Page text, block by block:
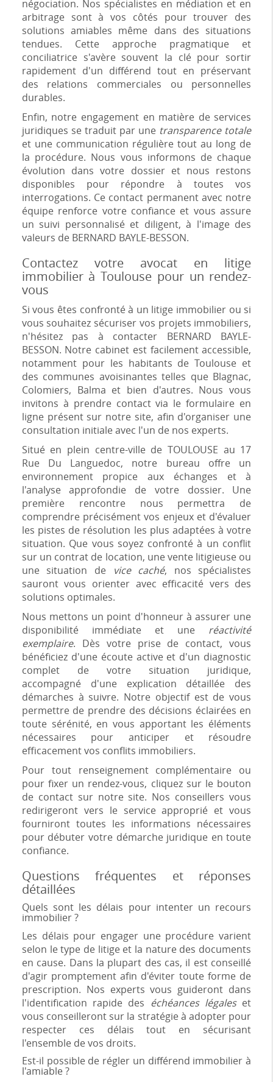
négociation. Nos spécialistes en médiation et en
arbitrage sont à vos côtés pour trouver des
solutions amiables même dans des situations
tendues. Cette approche pragmatique et
conciliatrice s'avère souvent la clé pour sortir
rapidement d'un différend tout en préservant
des relations commerciales ou personnelles
durables.
Enfin, notre engagement en matière de services
juridiques se traduit par une transparence totale
et une communication régulière tout au long de
la procédure. Nous vous informons de chaque
évolution dans votre dossier et nous restons
disponibles pour répondre à toutes vos
interrogations. Ce contact permanent avec notre
équipe renforce votre confiance et vous assure
un suivi personnalisé et diligent, à l'image des
valeurs de BERNARD BAYLE-BESSON.
Contactez votre avocat en litige
immobilier à Toulouse pour un rendez-
vous
Si vous êtes confronté à un litige immobilier ou si
vous souhaitez sécuriser vos projets immobiliers,
n'hésitez pas à contacter BERNARD BAYLE-
BESSON. Notre cabinet est facilement accessible,
notamment pour les habitants de Toulouse et
des communes avoisinantes telles que Blagnac,
Colomiers, Balma et bien d'autres. Nous vous
invitons à prendre contact via le formulaire en
ligne présent sur notre site, afin d'organiser une
consultation initiale avec l'un de nos experts.
Situé en plein centre-ville de TOULOUSE au 17
Rue Du Languedoc, notre bureau offre un
environnement propice aux échanges et à
l'analyse approfondie de votre dossier. Une
première rencontre nous permettra de
comprendre précisément vos enjeux et d'évaluer
les pistes de résolution les plus adaptées à votre
situation. Que vous soyez confronté à un conflit
sur un contrat de location, une vente litigieuse ou
une situation de
vice caché, nos spécialistes
sauront vous orienter avec efficacité vers des
solutions optimales.
Nous mettons un point d'honneur à assurer une
disponibilité immédiate et une réactivité
exemplaire. Dès votre prise de contact, vous
bénéficiez d'une écoute active et d'un diagnostic
complet de votre situation juridique,
accompagné d'une explication détaillée des
démarches à suivre. Notre objectif est de vous
permettre de prendre des décisions éclairées en
toute sérénité, en vous apportant les éléments
nécessaires pour anticiper et résoudre
efficacement vos conflits immobiliers.
Pour tout renseignement complémentaire ou
pour fixer un rendez-vous, cliquez sur le bouton
de contact sur notre site. Nos conseillers vous
redirigeront vers le service approprié et vous
fourniront toutes les informations nécessaires
pour débuter votre démarche juridique en toute
confiance.
Questions fréquentes et réponses
détaillées
Quels sont les délais pour intenter un recours
immobilier ?
Les délais pour engager une procédure varient
selon le type de litige et la nature des documents
en cause. Dans la plupart des cas, il est conseillé
d'agir promptement afin d'éviter toute forme de
prescription. Nos experts vous guideront dans
l'identification rapide des échéances légaleset
vous conseilleront sur la stratégie à adopter pour
respecter ces délais tout en sécurisant
l'ensemble de vos droits.
Est-il possible de régler un différend immobilier à
l'amiable ?